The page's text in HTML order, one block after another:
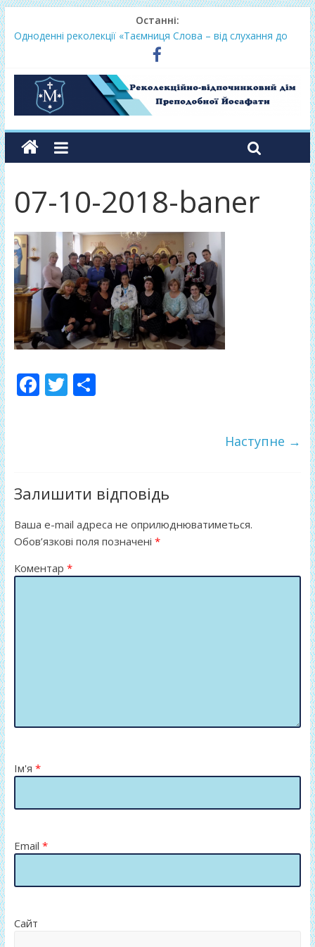
Останні:
Одноденні реколекції «Таємниця Слова – від слухання до
Lectio Divina – єв.Матея 2026
Нове життя в Христі – осінь 2026
Фундамент у вересні 2026
07-10-2018-baner
F
o
k
T П
т
и
ся
Наступне →
Залишити відповідь
Ваша e-mail адреса не оприлюднюватиметься.
Обов’язкові поля позначені *
Коментар *
Ім'я *
Email *
Сайт